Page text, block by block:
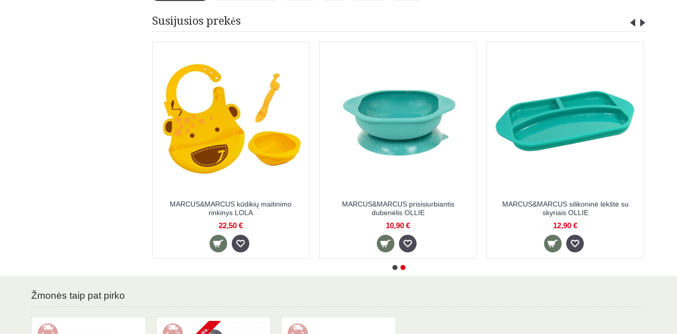
Susijusios prekės
MARCUS&MARCUS kūdikių maitinimo
rinkinys LOLA
22,50 €
MARCUS&MARCUS prisisiurbiantis
dubenėlis OLLIE
10,90 €
MARCUS&MARCUS silikoninė lėkštė su
skyriais OLLIE
12,90 €
Žmonės taip pat pirko